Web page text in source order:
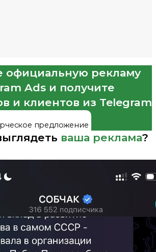
официальную рекламу
Ads и получите
и клиентов из Telegram
предложение
ваша реклама?